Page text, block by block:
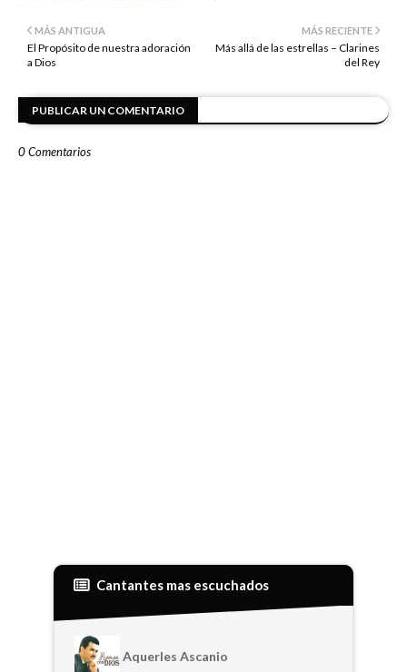
MÁS RECIENTE
Más allá de las estrellas – Clarines
del Rey
MÁS ANTIGUA
El Propósito de nuestra adoración
a Dios
PUBLICAR UN COMENTARIO
0 Comentarios
Cantantes mas escuchados
Aquerles Ascanio